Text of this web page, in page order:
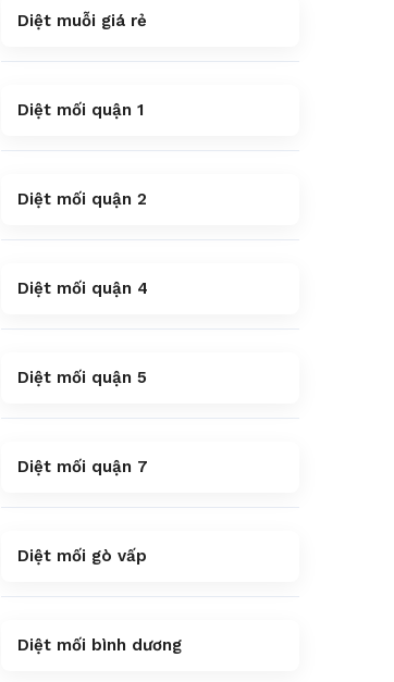
Diệt muỗi giá rẻ
Diệt mối quận 1
Diệt mối quận 2
Diệt mối quận 4
Diệt mối quận 5
Diệt mối quận 7
Diệt mối gò vấp
Diệt mối bình dương